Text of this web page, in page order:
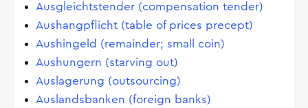
Ausgleichtstender (compensation tender)
Aushangpflicht (table of prices precept)
Aushingeld (remainder; small coin)
Aushungern (starving out)
Auslagerung (outsourcing)
Auslandsbanken (foreign banks)